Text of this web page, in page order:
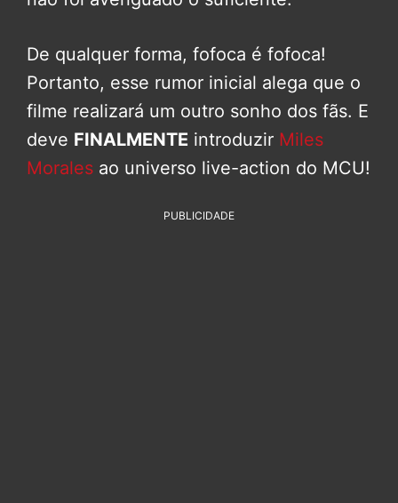
De qualquer forma, fofoca é fofoca!
Portanto, esse rumor inicial alega que o
filme realizará um outro sonho dos fãs. E
deve FINALMENTE introduzir Miles
Morales ao universo live-action do MCU!
PUBLICIDADE